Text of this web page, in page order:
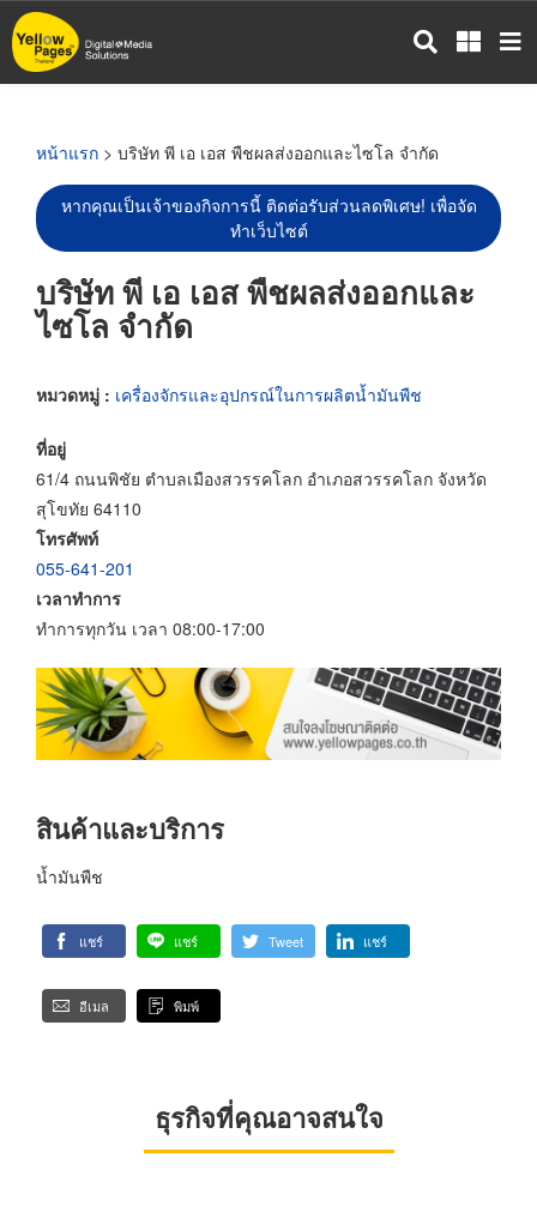
ข้าม
ไป
หน้าแรก > บริษัท พี เอ เอส พืชผลส่งออกและไซโล จำกัด
หากคุณเป็นเจ้าของกิจการนี้ ติดต่อรับส่วนลดพิเศษ! เพื่อจัด
ทำเว็บไซต์
บริษัท พี เอ เอส พืชผลส่งออกและ
ไซโล จำกัด
หมวดหมู่ : เครื่องจักรและอุปกรณ์ในการผลิตน้ำมันพืช
ที่อยู่
61/4 ถนนพิชัย ตำบลเมืองสวรรคโลก อำเภอสวรรคโลก จังหวัด
สุโขทัย 64110
โทรศัพท์
055-641-201
เวลาทำการ
ทำการทุกวัน เวลา 08:00-17:00
สินค้าและบริการ
น้ำมันพืช
แชร์ แชร์ Tweet แชร์
อีเมล พิมพ์
ธุรกิจที่คุณอาจสนใจ